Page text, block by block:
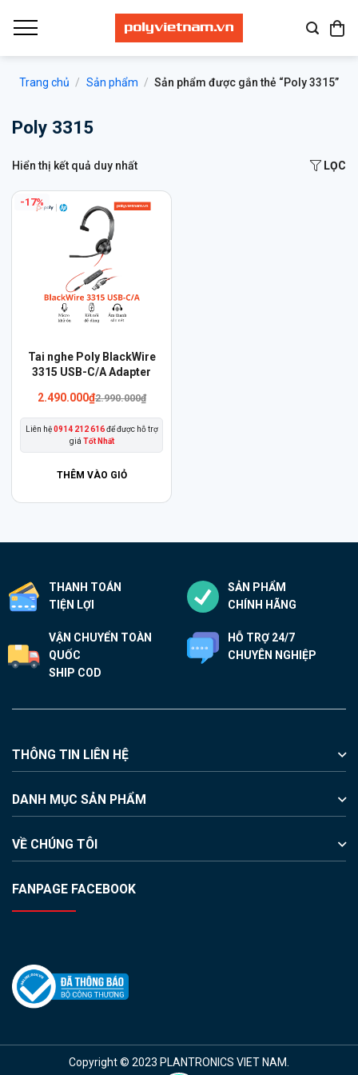
qua
Trang chủ / Sản phẩm / Sản phẩm được gắn thẻ “Poly 3315”
Poly 3315
Hiển thị kết quả duy nhất LỌC
-17%
Tai nghe Poly BlackWire
3315 USB-C/A Adapter
2.490.000₫2.990.000₫
Liên hệ0914 212 616để được hỗ trợ
giá Tốt Nhất
THÊM VÀO GIỎ
Sản
phẩm
nhiều
biến
được
chọn
trang
sản
THANH TOÁN
TIỆN LỢI
SẢN PHẨM
CHÍNH HÃNG
VẬN CHUYỂN TOÀN
QUỐC
SHIP COD
HỖ TRỢ 24/7
CHUYÊN NGHIỆP
THÔNG TIN LIÊN HỆ
DANH MỤC SẢN PHẨM
VỀ CHÚNG TÔI
FANPAGE FACEBOOK
Copyright © 2023 PLANTRONICS VIET NAM.